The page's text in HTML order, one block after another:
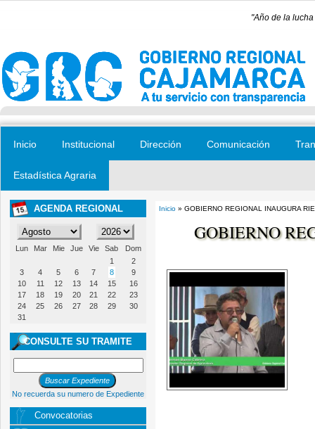
"Año de la
Inicio Institucional Dirección Comunicación
Estadística Agraria
AGENDA REGIONAL
Lun Mar Mie Jue Vie Sab
Dom
1
2
3
4 5 6 7 8
9
10
11 12 13 14 15
16
17
18 19 20 21 22
23
24
25 26 27 28 29
30
31
CONSULTE SU TRAMITE
No recuerda su numero de Expediente
Convocatorias
Inicio » GOBIERNO REGIONAL INAUGURA
GOBIERNO